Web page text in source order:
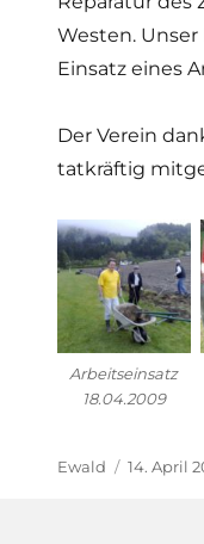
Westen.
Einsatz eines
Der Verein
tatkräftig
Arbeitseinsatz
18.04.2009
Autor
Ewald 14. April